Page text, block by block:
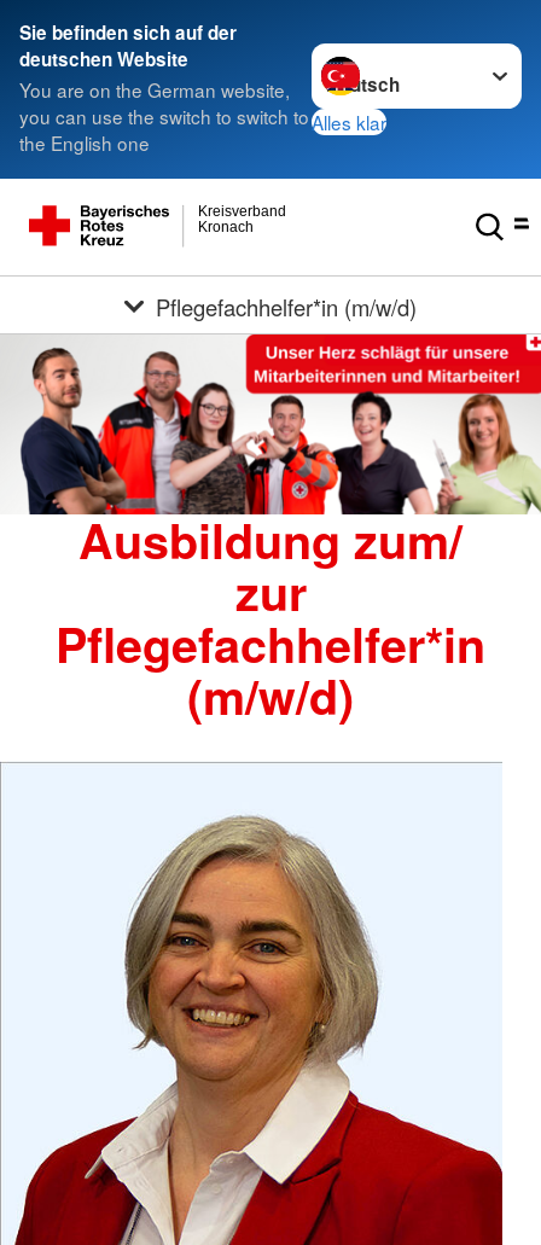
Sie befinden sich auf der
deutschen Website
You are on the German website,
you can use the switch to switch to
the English one
Sprache wechseln zu
Alles klar
Kronach
Kreisverband
Pflegefachhelfer*in (m/w/d)
Ausbildung zum/
zur
Pflegefachhelfer*in
(m/w/d)